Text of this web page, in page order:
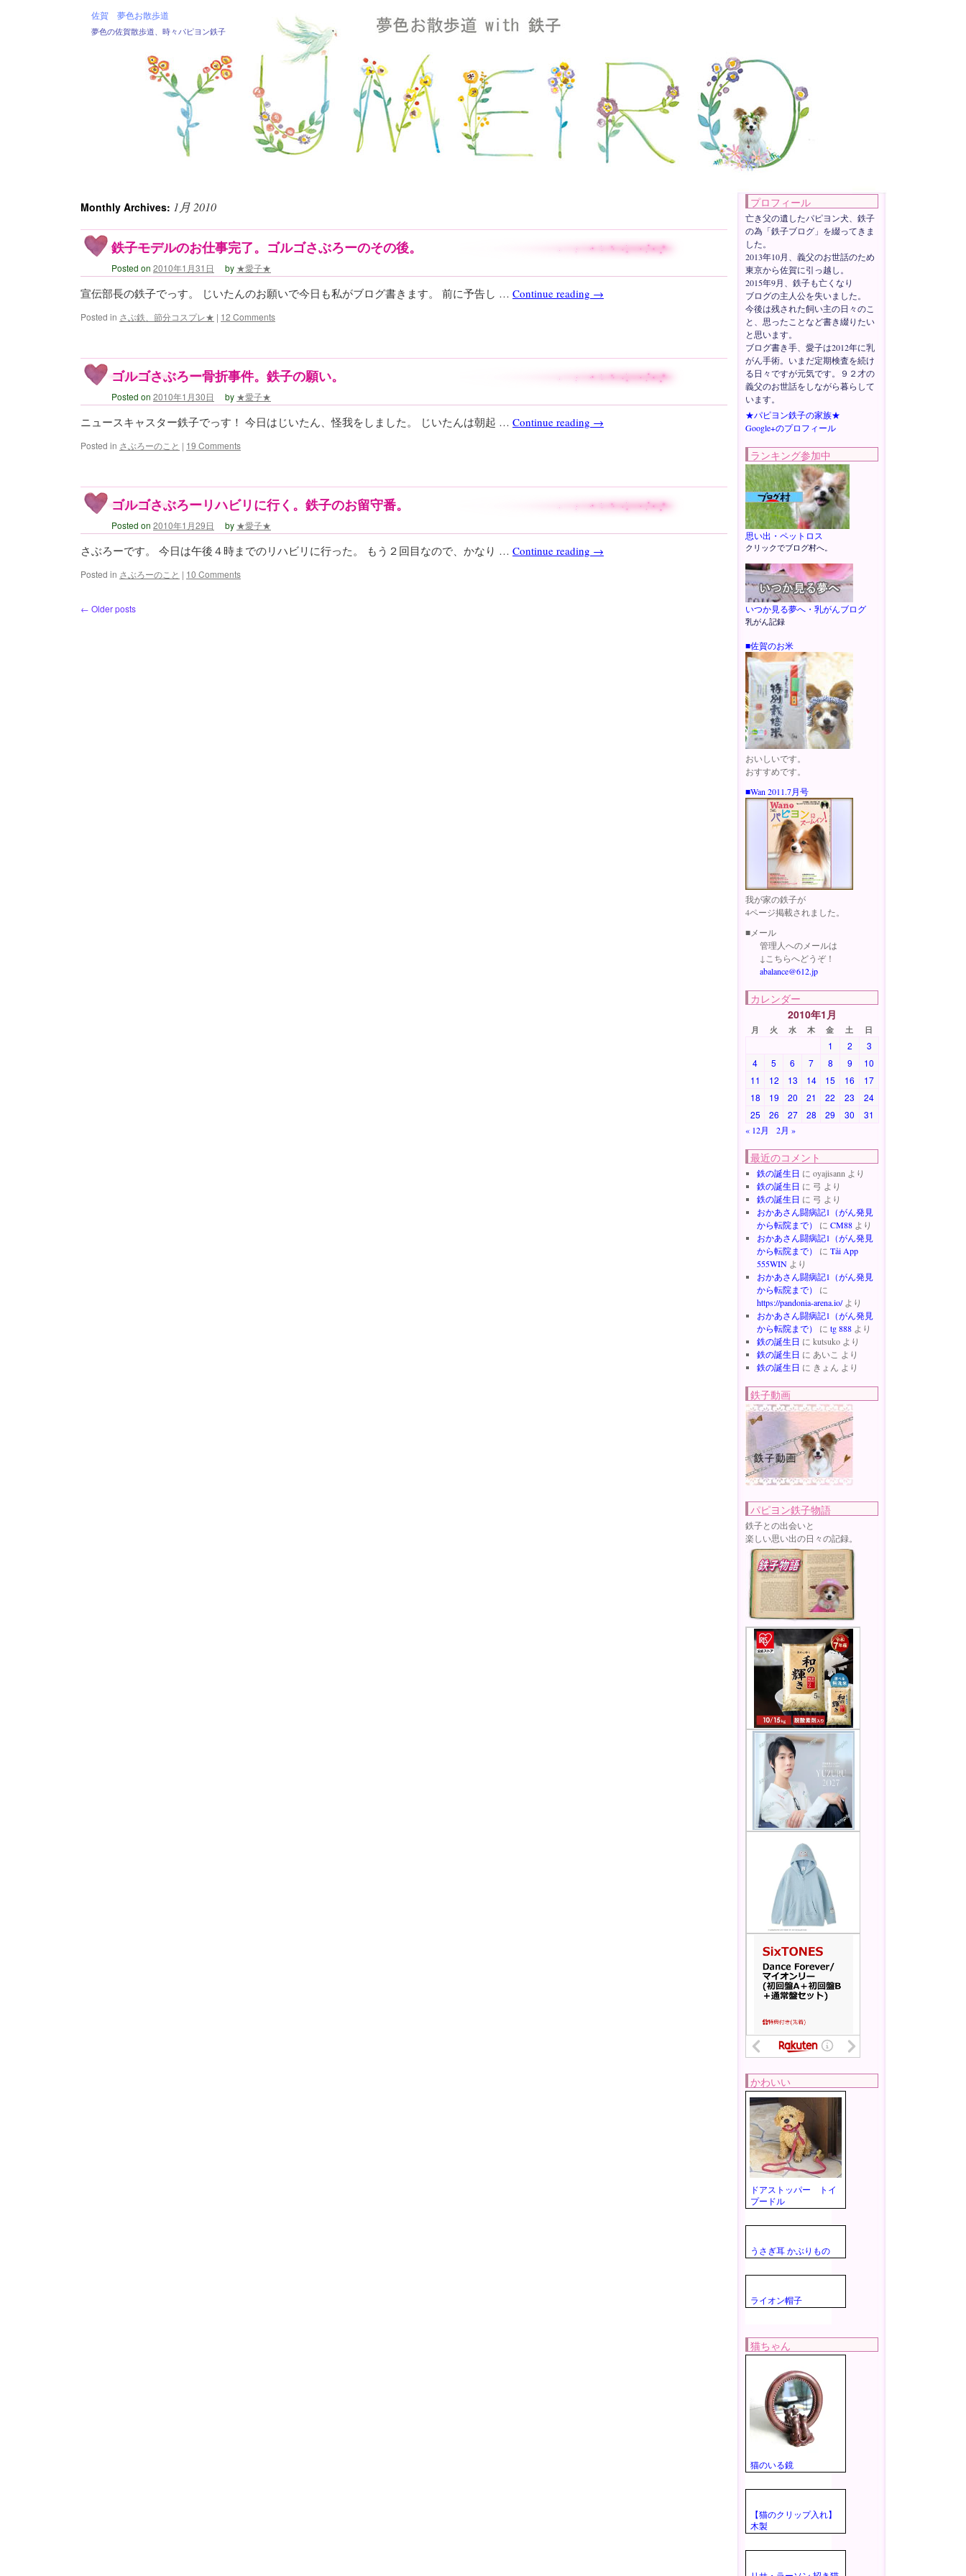
佐賀 夢色お散歩道
夢色の佐賀散歩道、時々パピヨン鉄子
Monthly Archives: 1月 2010
鉄子モデルのお仕事完了。ゴルゴさぶろーのその後。
Posted on 2010年1月31日 by ★愛子★
宣伝部長の鉄子でっす。 じいたんのお願いで今日も私がブログ書きます。 前に予告し … Continue reading →
Posted in さぶ鉄、節分コスプレ★ | 12 Comments
ゴルゴさぶろー骨折事件。鉄子の願い。
Posted on 2010年1月30日 by ★愛子★
ニュースキャスター鉄子でっす！ 今日はじいたん、怪我をしました。 じいたんは朝起 … Continue reading →
Posted in さぶろーのこと | 19 Comments
ゴルゴさぶろーリハビリに行く。鉄子のお留守番。
Posted on 2010年1月29日 by ★愛子★
さぶろーです。 今日は午後４時までのリハビリに行った。 もう２回目なので、かなり … Continue reading →
Posted in さぶろーのこと | 10 Comments
← Older posts
プロフィール
亡き父の遺したパピヨン犬、鉄子
の為「鉄子ブログ」を綴ってきま
した。
2013年10月、義父のお世話のため
東京から佐賀に引っ越し。
2015年9月、鉄子も亡くなり
ブログの主人公を失いました。
今後は残された飼い主の日々のこ
と、思ったことなど書き綴りたい
と思います。
ブログ書き手、愛子は2012年に乳
がん手術。いまだ定期検査を続け
る日々ですが元気です。９２才の
義父のお世話をしながら暮らして
います。
★パピヨン鉄子の家族★
Google+のプロフィール
ランキング参加中
思い出・ペットロス
クリックでブログ村へ。
いつか見る夢へ・乳がんブログ
乳がん記録
■佐賀のお米
おいしいです。
おすすめです。
■Wan 2011.7月号
我が家の鉄子が
4ページ掲載されました。
■メール
管理人へのメールは
↓こちらへどうぞ！
abalance@612.jp
カレンダー
2010年1月
月 火 水 木 金 土 日
1 2
3
4
5 6 7 8 9
10
11
12 13 14 15 16
17
18
19 20 21 22 23
24
25
26 27 28 29 30 31
« 12月 2月 »
最近のコメント
鉄の誕生日 に oyajisann より
鉄の誕生日 に 弓 より
鉄の誕生日 に 弓 より
おかあさん闘病記1（がん発見
から転院まで）
に CM88より
おかあさん闘病記1（がん発見
から転院まで）
に Tải App
555WINより
おかあさん闘病記1（がん発見
から転院まで）
に
https://pandonia-arena.io/より
おかあさん闘病記1（がん発見
から転院まで）
に tg 888より
鉄の誕生日 に kutsukoより
鉄の誕生日 に あいこ より
鉄の誕生日 に きょん より
鉄子動画
パピヨン鉄子物語
鉄子との出会いと
楽しい思い出の日々の記録。
かわいい
ドアストッパー トイ
プードル
うさぎ耳 かぶりもの
ライオン帽子
猫ちゃん
猫のいる鏡
【猫のクリップ入れ】
木製